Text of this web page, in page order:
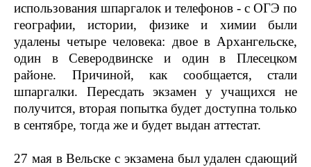
использования шпаргалок и телефонов - с ОГЭ по
географии, истории, физике и химии были
удалены четыре человека: двое в Архангельске,
один в Северодвинске и один в Плесецком
районе. Причиной, как сообщается, стали
шпаргалки. Пересдать экзамен у учащихся не
получится, вторая попытка будет доступна только
в сентябре, тогда же и будет выдан аттестат.
27 мая в Вельске с экзамена был удален сдающий